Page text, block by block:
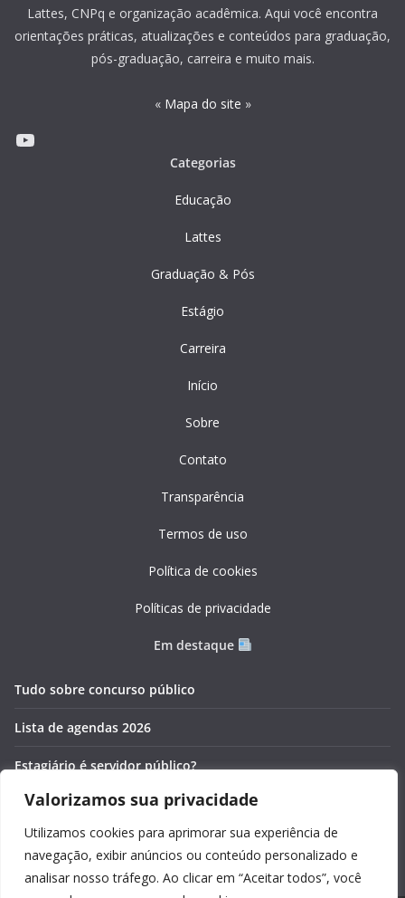
Valorizamos sua privacidade
Utilizamos cookies para aprimorar sua experiência de
navegação, exibir anúncios ou conteúdo personalizado e
analisar nosso tráfego. Ao clicar em “Aceitar todos”, você
Lattes, CNPq e organização acadêmica. Aqui você encontra
orientações práticas, atualizações e conteúdos para graduação,
pós-graduação, carreira e muito mais.
« Mapa do site »
Youtube
Categorias
Educação
Lattes
Graduação & Pós
Estágio
Carreira
Início
Sobre
Contato
Transparência
Termos de uso
Política de cookies
Políticas de privacidade
Em destaque
Tudo sobre concurso público
Lista de agendas 2026
Estagiário é servidor público?
Pós-graduação gratuita 2026
Cronômetros online e gratuitos